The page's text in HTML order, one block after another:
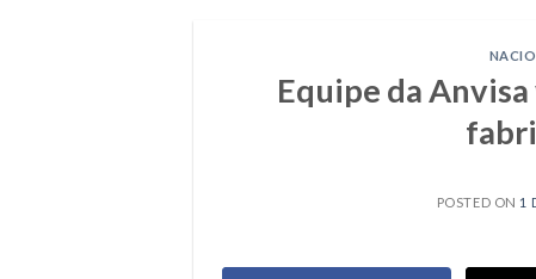
Equipe da
POSTED ON 1